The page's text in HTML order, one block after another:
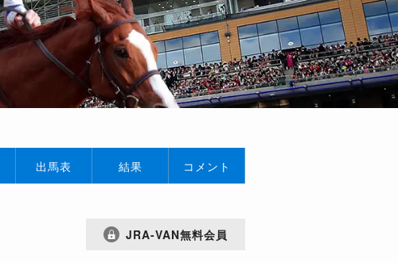
出馬表 結果 コメント
JRA-VAN無料会員